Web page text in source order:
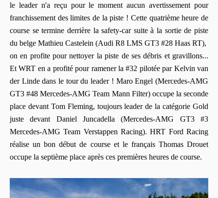
le leader n'a reçu pour le moment aucun avertissement pour
franchissement des limites de la piste ! Cette quatrième heure de
course se termine derrière la safety-car suite à la sortie de piste
du belge Mathieu Castelein (Audi R8 LMS GT3 #28 Haas RT),
on en profite pour nettoyer la piste de ses débris et gravillons...
Et WRT en a profité pour ramener la #32 pilotée par Kelvin van
der Linde dans le tour du leader ! Maro Engel (Mercedes-AMG
GT3 #48 Mercedes-AMG Team Mann Filter) occupe la seconde
place devant Tom Fleming, toujours leader de la catégorie Gold
juste devant Daniel Juncadella (Mercedes-AMG GT3 #3
Mercedes-AMG Team Verstappen Racing). HRT Ford Racing
réalise un bon début de course et le français Thomas Drouet
occupe la septième place après ces premières heures de course.